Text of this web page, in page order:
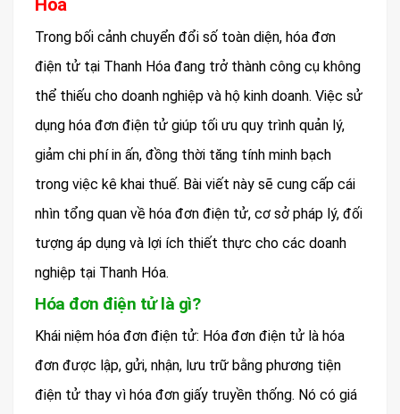
Hóa
Trong bối cảnh chuyển đổi số toàn diện, hóa đơn
điện tử tại Thanh Hóa đang trở thành công cụ không
thể thiếu cho doanh nghiệp và hộ kinh doanh. Việc sử
dụng hóa đơn điện tử giúp tối ưu quy trình quản lý,
giảm chi phí in ấn, đồng thời tăng tính minh bạch
trong việc kê khai thuế. Bài viết này sẽ cung cấp cái
nhìn tổng quan về hóa đơn điện tử, cơ sở pháp lý, đối
tượng áp dụng và lợi ích thiết thực cho các doanh
nghiệp tại Thanh Hóa.
Hóa đơn điện tử là gì?
Khái niệm hóa đơn điện tử: Hóa đơn điện tử là hóa
đơn được lập, gửi, nhận, lưu trữ bằng phương tiện
điện tử thay vì hóa đơn giấy truyền thống. Nó có giá